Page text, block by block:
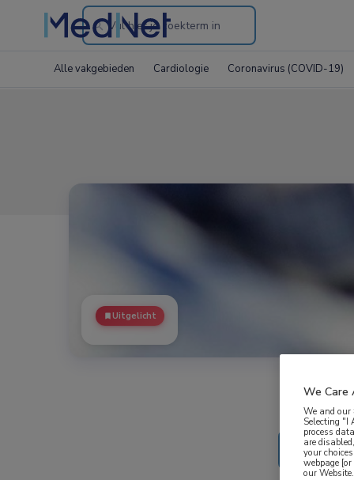
Search
the
Alle vakgebieden Cardiologie Coronavirus (COVID-19)
Uitgelicht
We Care
We and our
Selecting "I
process
are
your
webpage
our